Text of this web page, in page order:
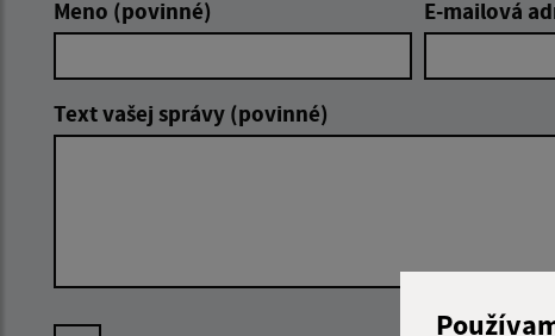
Meno (povinné) E-mailová
Text vašej správy (povinné)